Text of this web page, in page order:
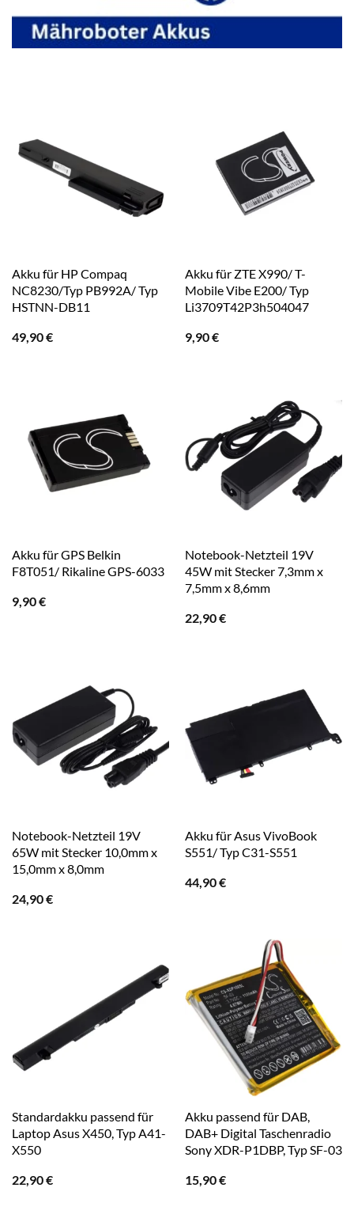
Akku für HP Compaq
NC8230/Typ PB992A/ Typ
HSTNN-DB11
49,90€
Akku für ZTE X990/ T-
Mobile Vibe E200/ Typ
Li3709T42P3h504047
9,90€
Akku für GPS Belkin
F8T051/ Rikaline GPS-6033
9,90€
Notebook-Netzteil 19V
45W mit Stecker 7,3mm x
7,5mm x 8,6mm
22,90€
Notebook-Netzteil 19V
65W mit Stecker 10,0mm x
15,0mm x 8,0mm
24,90€
Akku für Asus VivoBook
S551/ Typ C31-S551
44,90€
Standardakku passend für
Laptop Asus X450, Typ A41-
X550
22,90€
Akku passend für DAB,
DAB+ Digital Taschenradio
Sony XDR-P1DBP, Typ SF-03
15,90€